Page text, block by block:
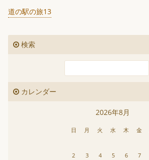
道の駅の旅13
検索
カレンダー
2026年8月
日 月 火 水 木 金
2
3 4 5 6 7